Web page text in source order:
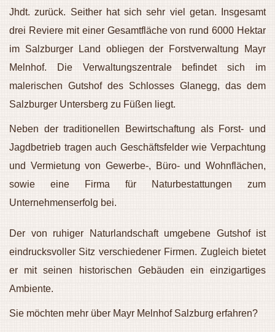
Jhdt. zurück. Seither hat sich sehr viel getan. Insgesamt
drei Reviere mit einer Gesamtfläche von rund 6000 Hektar
im Salzburger Land obliegen der Forstverwaltung Mayr
Melnhof. Die Verwaltungszentrale befindet sich im
malerischen Gutshof des Schlosses Glanegg, das dem
Salzburger Untersberg zu Füßen liegt.
Neben der traditionellen Bewirtschaftung als Forst- und
Jagdbetrieb tragen auch Geschäftsfelder wie Verpachtung
und Vermietung von Gewerbe-, Büro- und Wohnflächen,
sowie eine Firma für Naturbestattungen zum
Unternehmenserfolg bei.
Der von ruhiger Naturlandschaft umgebene Gutshof ist
eindrucksvoller Sitz verschiedener Firmen. Zugleich bietet
er mit seinen historischen Gebäuden ein einzigartiges
Ambiente.
Sie möchten mehr über Mayr Melnhof Salzburg erfahren?